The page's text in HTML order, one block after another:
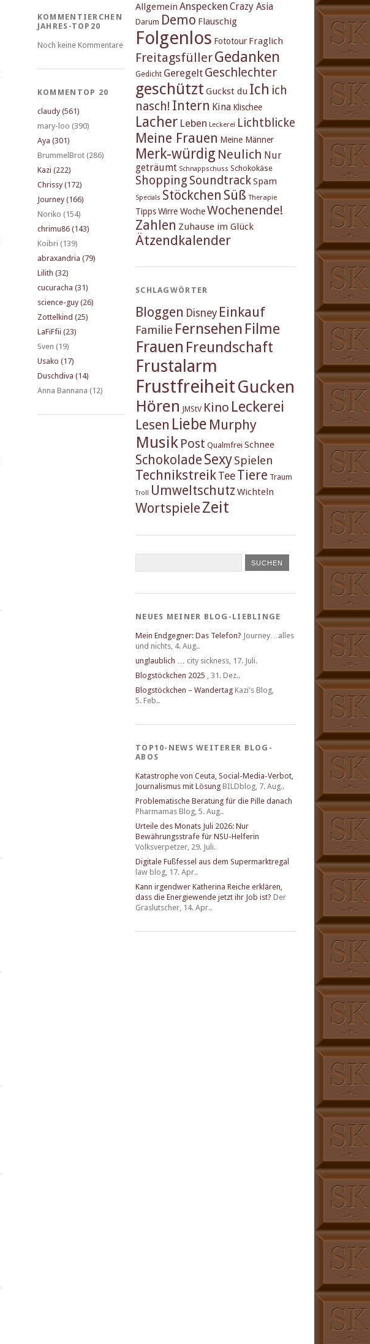
KOMMENTIERCHEN
JAHRES-TOP20
Noch keine Kommentare
KOMMENTOP 20
claudy (561)
mary-loo (390)
Aya (301)
BrummelBrot (286)
Kazi (222)
Chrissy (172)
Journey (166)
Noriko (154)
chrimu86 (143)
Koibri (139)
abraxandria (79)
Lilith (32)
cucuracha (31)
science-guy (26)
Zottelkind (25)
LaFiFfii (23)
Sven (19)
Usako (17)
Duschdiva (14)
Anna Bannana (12)
Allgemein Anspecken Crazy Asia
Darum Demo Flauschig
Folgenlos Fototour Fraglich
FreitagsfüllerGedanken
Gedicht Geregelt Geschlechter
geschützt Guckst du Ich ich
nasch! Intern Kina Klischee
Lacher Leben Leckerei Lichtblicke
Meine Frauen Meine Männer
Merk-würdig Neulich Nur
geträumt Schnappschuss Schokokäse
Shopping SoundtrackSpam
Specials Stöckchen Süß Therapie
TippsWirre WocheWochenende!
Zahlen Zuhause im Glück
Ätzendkalender
SCHLAGWÖRTER
Bloggen Disney Einkauf
Familie Fernsehen Filme
Frauen Freundschaft
Frustalarm
FrustfreiheitGucken
Hören JMStV Kino Leckerei
Lesen Liebe Murphy
Musik Post Qualmfrei Schnee
Schokolade SexySpielen
Technikstreik Tee Tiere Traum
Troll Umweltschutz Wichteln
Wortspiele Zeit
NEUES MEINER BLOG-LIEBLINGE
Mein Endgegner: Das Telefon? Journey…alles
und nichts, 4. Aug..
unglaublich … city sickness, 17. Juli.
Blogstöckchen 2025 , 31. Dez..
Blogstöckchen – Wandertag Kazi's Blog,
5. Feb..
TOP10-NEWS WEITERER BLOG-
ABOS
Katastrophe von Ceuta, Social-Media-Verbot,
Journalismus mit Lösung BILDblog, 7. Aug..
Problematische Beratung für die Pille danach
Pharmamas Blog, 5. Aug..
Urteile des Monats Juli 2026: Nur
Bewährungsstrafe für NSU-Helferin
Volksverpetzer, 29. Juli.
Digitale Fußfessel aus dem Supermarktregal
law blog, 17. Apr..
Kann irgendwer Katherina Reiche erklären,
dass die Energiewende jetzt ihr Job ist? Der
Graslutscher, 14. Apr..